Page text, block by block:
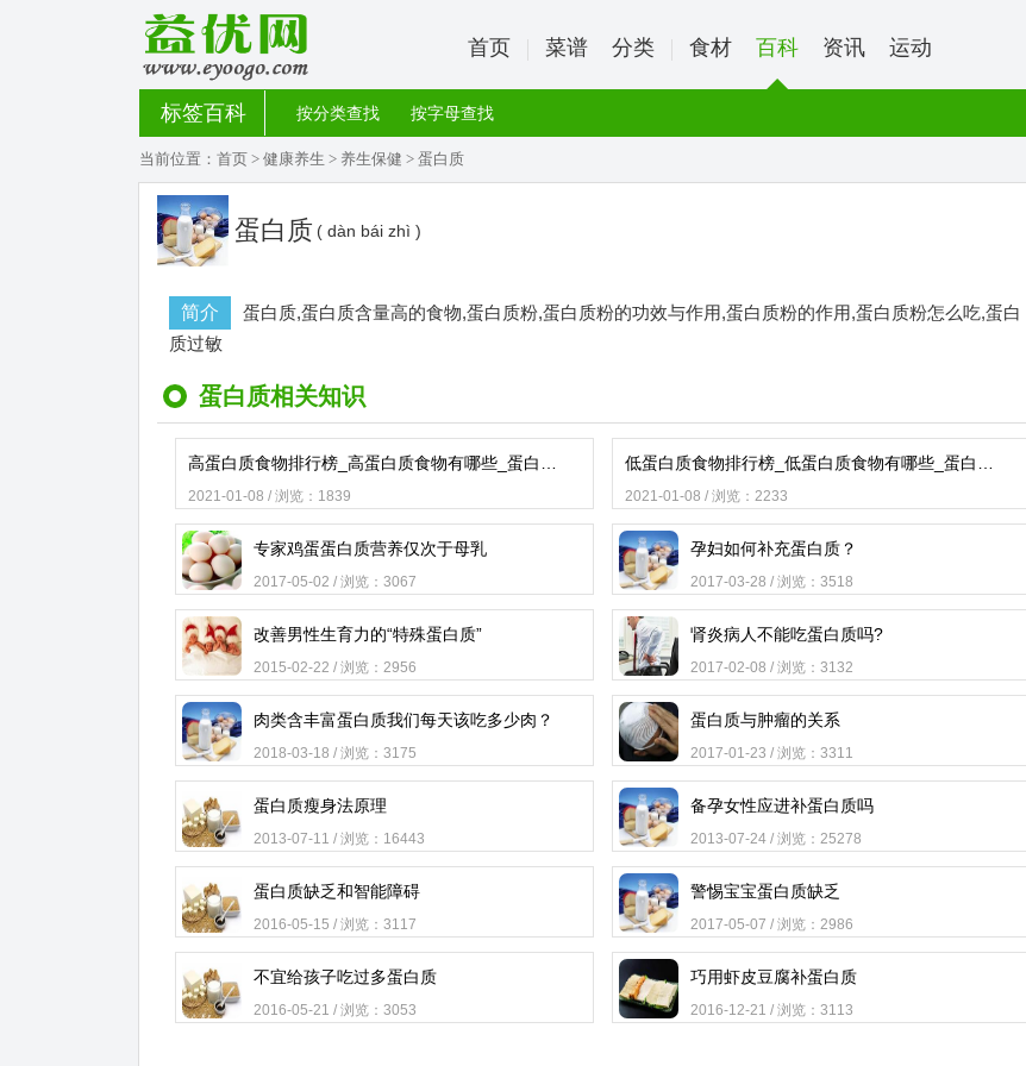
首页 菜谱 分类 食材 百科 资讯 运动
标签百科 按分类查找 按字母查找
当前位置： 首页 > 健康养生 > 养生保健 > 蛋白质
蛋白质 ( dàn bái zhì )
简介
蛋白质,蛋白质含量高的食物,蛋白质粉,蛋白质粉的功效与作用,蛋白质粉的作用,蛋白质粉怎么吃,蛋白
质过敏
蛋白质相关知识
2021-01-08 / 浏览：1839 2021-01-08 / 浏览：2233
专家鸡蛋蛋白质营养仅次于母乳
2017-05-02 / 浏览：3067
孕妇如何补充蛋白质？
2017-03-28 / 浏览：3518
改善男性生育力的“特殊蛋白质”
2015-02-22 / 浏览：2956
肾炎病人不能吃蛋白质吗?
2017-02-08 / 浏览：3132
肉类含丰富蛋白质我们每天该吃多少肉？
2018-03-18 / 浏览：3175
蛋白质与肿瘤的关系
2017-01-23 / 浏览：3311
蛋白质瘦身法原理
2013-07-11 / 浏览：16443
备孕女性应进补蛋白质吗
2013-07-24 / 浏览：25278
蛋白质缺乏和智能障碍
2016-05-15 / 浏览：3117
警惕宝宝蛋白质缺乏
2017-05-07 / 浏览：2986
不宜给孩子吃过多蛋白质
2016-05-21 / 浏览：3053
巧用虾皮豆腐补蛋白质
2016-12-21 / 浏览：3113